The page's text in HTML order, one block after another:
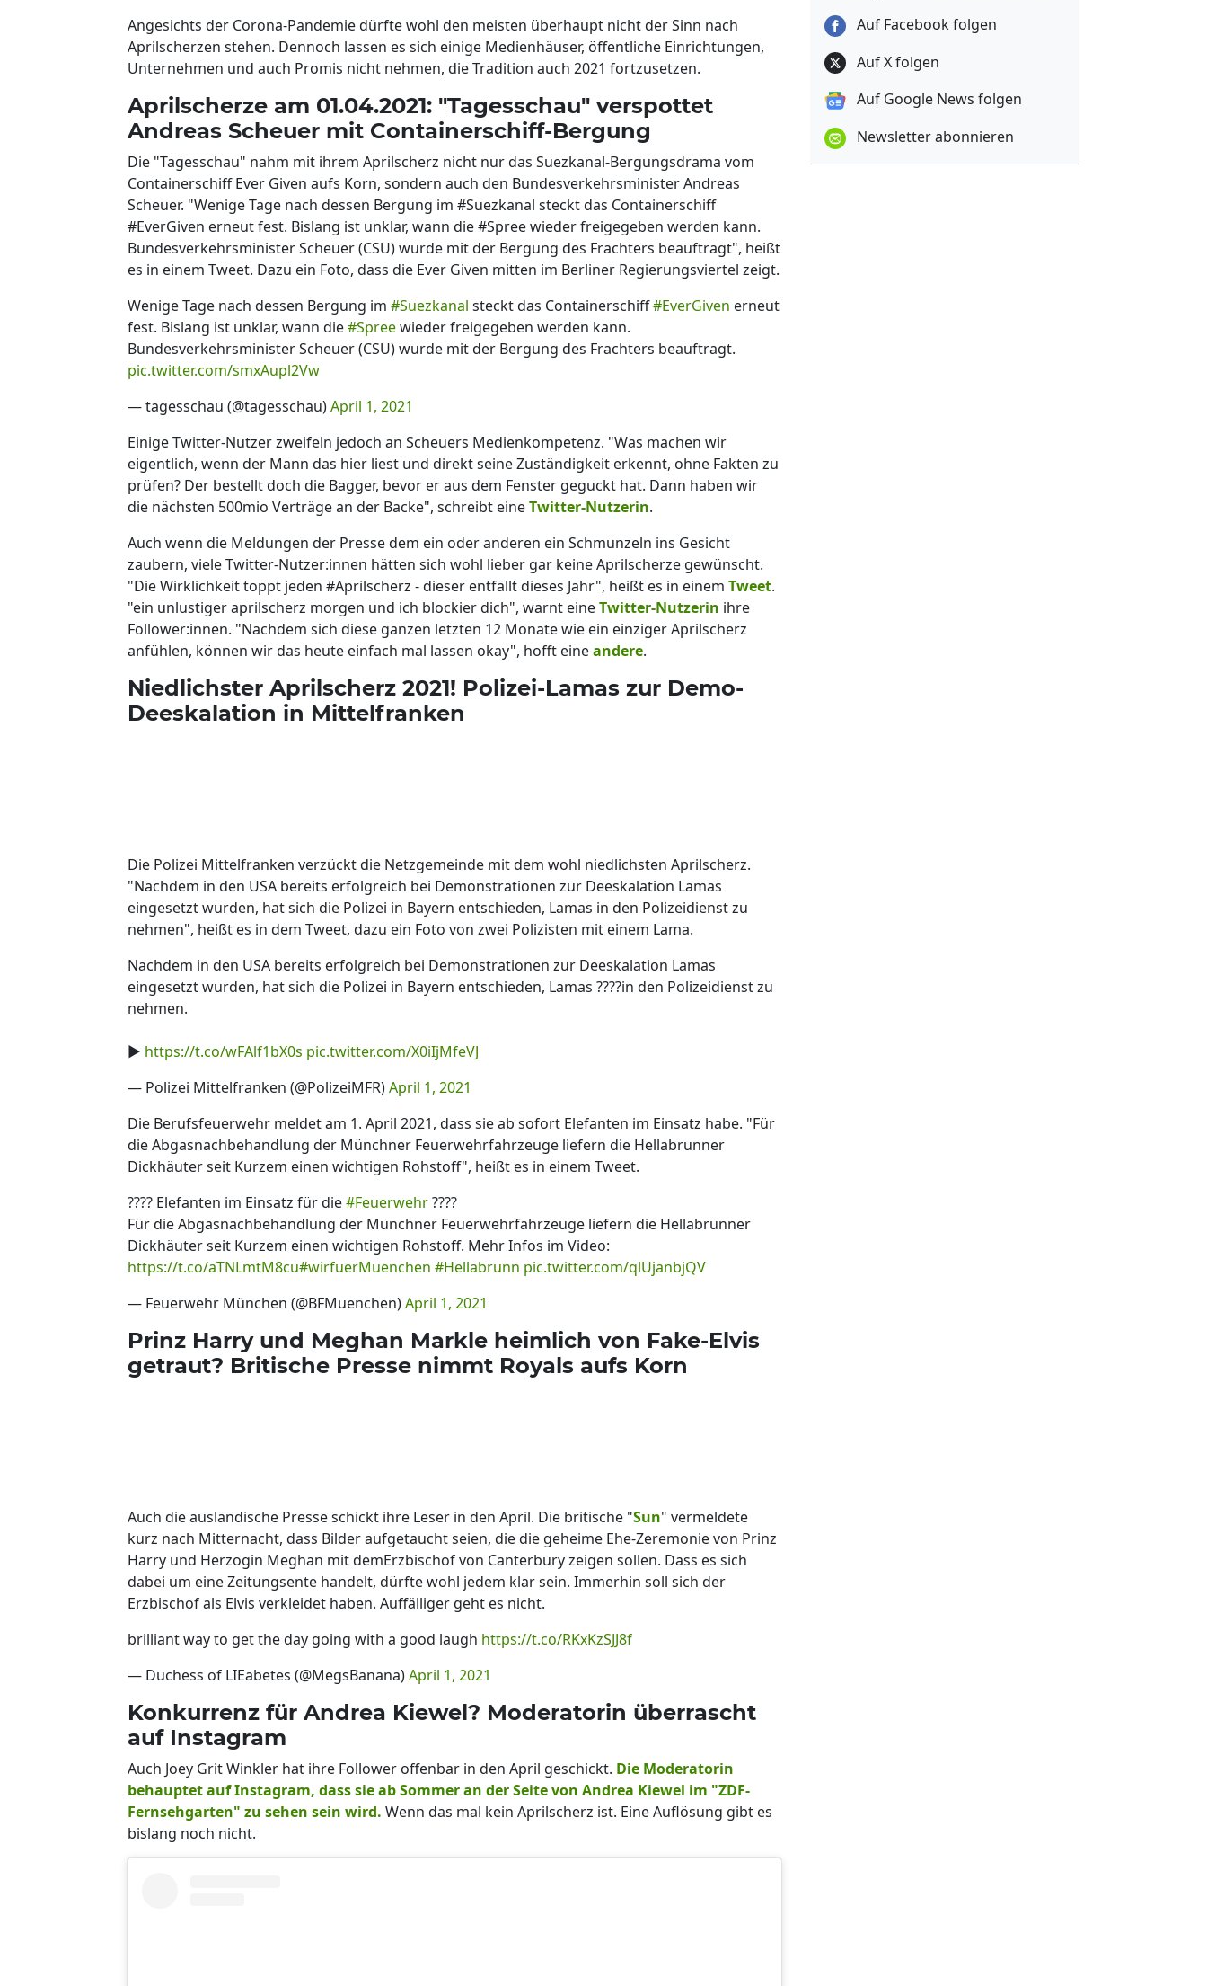
Angesichts der Corona-Pandemie dürfte wohl den meisten überhaupt nicht der Sinn nach
Aprilscherzen stehen. Dennoch lassen es sich einige Medienhäuser, öffentliche Einrichtungen,
Unternehmen und auch Promis nicht nehmen, die Tradition auch 2021 fortzusetzen.
Aprilscherze am 01.04.2021: "Tagesschau" verspottet
Andreas Scheuer mit Containerschiff-Bergung
Die "Tagesschau" nahm mit ihrem Aprilscherz nicht nur das Suezkanal-Bergungsdrama vom
Containerschiff Ever Given aufs Korn, sondern auch den Bundesverkehrsminister Andreas
Scheuer. "Wenige Tage nach dessen Bergung im #Suezkanal steckt das Containerschiff
#EverGiven erneut fest. Bislang ist unklar, wann die #Spree wieder freigegeben werden kann.
Bundesverkehrsminister Scheuer (CSU) wurde mit der Bergung des Frachters beauftragt", heißt
es in einem Tweet. Dazu ein Foto, dass die Ever Given mitten im Berliner Regierungsviertel zeigt.
Wenige Tage nach dessen Bergung im #Suezkanal steckt das Containerschiff#EverGiven erneut
fest. Bislang ist unklar, wann die#Spreewieder freigegeben werden kann.
Bundesverkehrsminister Scheuer (CSU) wurde mit der Bergung des Frachters beauftragt.
pic.twitter.com/smxAupl2Vw
— tagesschau (@tagesschau)April 1, 2021
Einige Twitter-Nutzer zweifeln jedoch an Scheuers Medienkompetenz. "Was machen wir
eigentlich, wenn der Mann das hier liest und direkt seine Zuständigkeit erkennt, ohne Fakten zu
prüfen? Der bestellt doch die Bagger, bevor er aus dem Fenster geguckt hat. Dann haben wir
die nächsten 500mio Verträge an der Backe", schreibt eineTwitter-Nutzerin.
Auch wenn die Meldungen der Presse dem ein oder anderen ein Schmunzeln ins Gesicht
zaubern, viele Twitter-Nutzer:innen hätten sich wohl lieber gar keine Aprilscherze gewünscht.
"Die Wirklichkeit toppt jeden #Aprilscherz - dieser entfällt dieses Jahr", heißt es in einem Tweet.
"ein unlustiger aprilscherz morgen und ich blockier dich", warnt eineTwitter-Nutzerin ihre
Follower:innen. "Nachdem sich diese ganzen letzten 12 Monate wie ein einziger Aprilscherz
anfühlen, können wir das heute einfach mal lassen okay", hofft eineandere.
Niedlichster Aprilscherz 2021! Polizei-Lamas zur Demo-
Deeskalation in Mittelfranken
Die Polizei Mittelfranken verzückt die Netzgemeinde mit dem wohl niedlichsten Aprilscherz.
"Nachdem in den USA bereits erfolgreich bei Demonstrationen zur Deeskalation Lamas
eingesetzt wurden, hat sich die Polizei in Bayern entschieden, Lamas in den Polizeidienst zu
nehmen", heißt es in dem Tweet, dazu ein Foto von zwei Polizisten mit einem Lama.
Nachdem in den USA bereits erfolgreich bei Demonstrationen zur Deeskalation Lamas
eingesetzt wurden, hat sich die Polizei in Bayern entschieden, Lamas ????in den Polizeidienst zu
nehmen.
▶️ https://t.co/wFAlf1bX0s pic.twitter.com/X0iIjMfeVJ
— Polizei Mittelfranken (@PolizeiMFR)April 1, 2021
Die Berufsfeuerwehr meldet am 1. April 2021, dass sie ab sofort Elefanten im Einsatz habe. "Für
die Abgasnachbehandlung der Münchner Feuerwehrfahrzeuge liefern die Hellabrunner
Dickhäuter seit Kurzem einen wichtigen Rohstoff", heißt es in einem Tweet.
???? Elefanten im Einsatz für die#Feuerwehr????
Für die Abgasnachbehandlung der Münchner Feuerwehrfahrzeuge liefern die Hellabrunner
Dickhäuter seit Kurzem einen wichtigen Rohstoff. Mehr Infos im Video:
https://t.co/aTNLmtM8cu#wirfuerMuenchen #Hellabrunn pic.twitter.com/qlUjanbjQV
— Feuerwehr München (@BFMuenchen)April 1, 2021
Prinz Harry und Meghan Markle heimlich von Fake-Elvis
getraut? Britische Presse nimmt Royals aufs Korn
Auch die ausländische Presse schickt ihre Leser in den April. Die britische "Sun" vermeldete
kurz nach Mitternacht, dass Bilder aufgetaucht seien, die die geheime Ehe-Zeremonie von Prinz
Harry und Herzogin Meghan mit demErzbischof von Canterbury zeigen sollen. Dass es sich
dabei um eine Zeitungsente handelt, dürfte wohl jedem klar sein. Immerhin soll sich der
Erzbischof als Elvis verkleidet haben. Auffälliger geht es nicht.
brilliant way to get the day going with a good laugh https://t.co/RKxKzSJJ8f
— Duchess of LIEabetes (@MegsBanana)April 1, 2021
Konkurrenz für Andrea Kiewel? Moderatorin überrascht
auf Instagram
Auch Joey Grit Winkler hat ihre Follower offenbar in den April geschickt. Die Moderatorin
behauptet auf Instagram, dass sie ab Sommer an der Seite von Andrea Kiewel im "ZDF-
Fernsehgarten" zu sehen sein wird. Wenn das mal kein Aprilscherz ist. Eine Auflösung gibt es
bislang noch nicht.
Auf Facebook folgen
Auf X folgen
Auf Google News folgen
Newsletter abonnieren